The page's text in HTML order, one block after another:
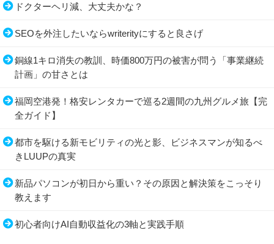
ドクターヘリ減、大丈夫かな？
SEOを外注したいならwriterityにすると良さげ
銅線1キロ消失の教訓、時価800万円の被害が問う「事業継続
計画」の甘さとは
福岡空港発！格安レンタカーで巡る2週間の九州グルメ旅【完
全ガイド】
都市を駆ける新モビリティの光と影、ビジネスマンが知るべ
きLUUPの真実
新品パソコンが初日から重い？その原因と解決策をこっそり
教えます
初心者向けAI自動収益化の3軸と実践手順